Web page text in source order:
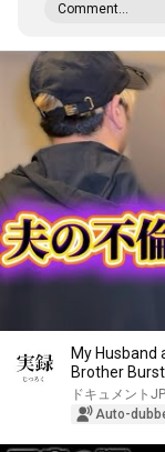
Comment...
My Husband
Brother
ドキュメントJP
Auto-